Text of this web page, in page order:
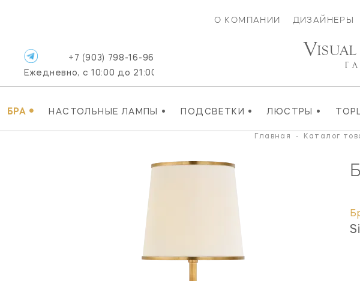
О КОМПАНИИ ДИЗАЙНЕРЫ
БРА • НАСТОЛЬНЫЕ ЛАМПЫ • ПОДСВЕТКИ • ЛЮСТРЫ •
+7 (903) 798-16-96
Ежедневно, с 10:00 до 21:00
VISUAL
Главная - Каталог